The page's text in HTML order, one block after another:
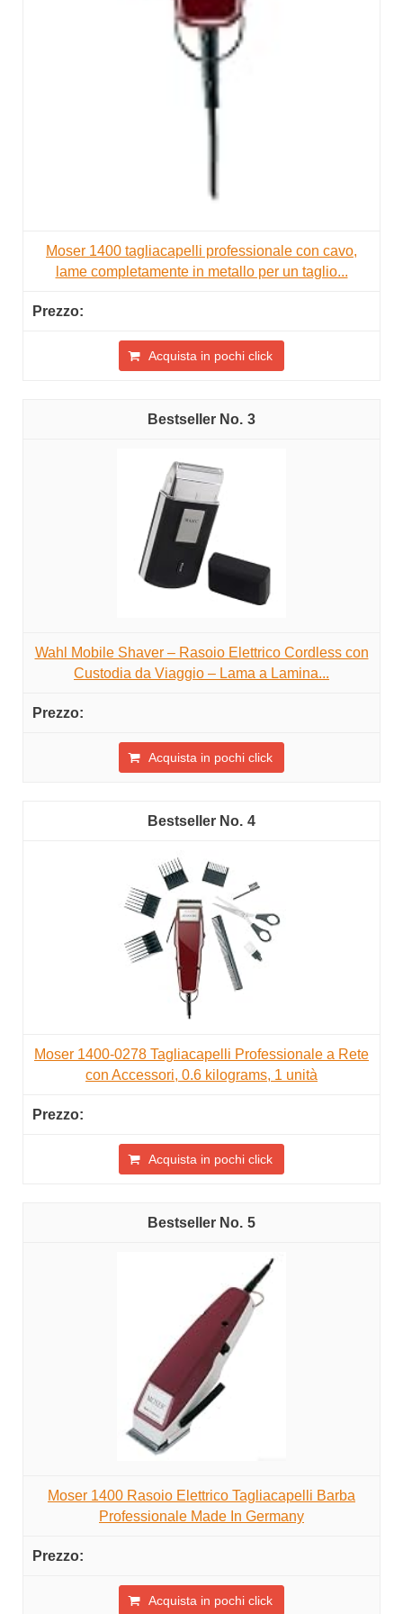
Moser 1400 tagliacapelli professionale con cavo,
lame completamente in metallo per un taglio...
Acquista in pochi click
3
Wahl Mobile Shaver – Rasoio Elettrico Cordless con
Custodia da Viaggio – Lama a Lamina...
Acquista in pochi click
4
Moser 1400-0278 Tagliacapelli Professionale a Rete
con Accessori, 0.6 kilograms, 1 unità
Acquista in pochi click
5
Moser 1400 Rasoio Elettrico Tagliacapelli Barba
Professionale Made In Germany
Acquista in pochi click